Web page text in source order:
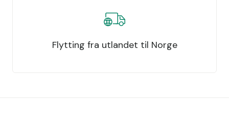
Flytting fra utlandet til Norge